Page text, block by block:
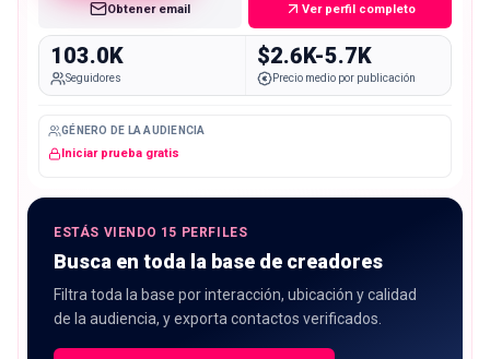
Obtener email Ver perfil completo
103.0K
Seguidores
$2.6K-5.7K
Precio medio por publicación
GÉNERO DE LA AUDIENCIA
Iniciar prueba gratis
ESTÁS VIENDO 15 PERFILES
Busca en toda la base de creadores
Filtra toda la base por interacción, ubicación y calidad
de la audiencia, y exporta contactos verificados.